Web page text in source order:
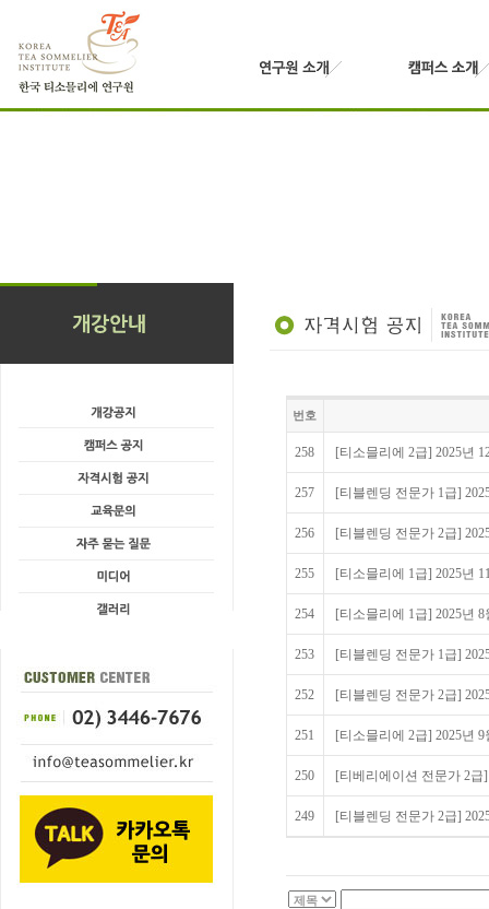
번호
258 [티소믈리에 2급] 2025년
257 [티블렌딩 전문가 1급]
256 [티블렌딩 전문가 2급]
255 [티소믈리에 1급] 2025년
254 [티소믈리에 1급] 2025년
253 [티블렌딩 전문가 1급]
252 [티블렌딩 전문가 2급]
251 [티소믈리에 2급] 2025년
250 [티베리에이션 전문가 2급
249 [티블렌딩 전문가 2급]